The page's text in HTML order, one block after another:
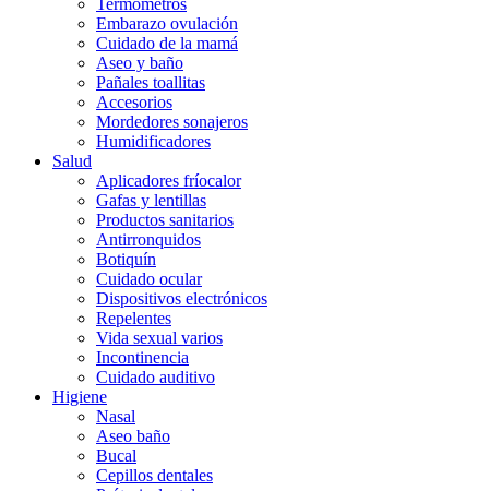
Termómetros
Embarazo ovulación
Cuidado de la mamá
Aseo y baño
Pañales toallitas
Accesorios
Mordedores sonajeros
Humidificadores
Salud
Aplicadores fríocalor
Gafas y lentillas
Productos sanitarios
Antirronquidos
Botiquín
Cuidado ocular
Dispositivos electrónicos
Repelentes
Vida sexual varios
Incontinencia
Cuidado auditivo
Higiene
Nasal
Aseo baño
Bucal
Cepillos dentales